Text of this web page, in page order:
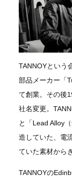
TANNOYという
部品メーカー「
て創業。その後
社名変更。
と「Lead Alloy
造していた、電
ていた素材から
TANNOYの